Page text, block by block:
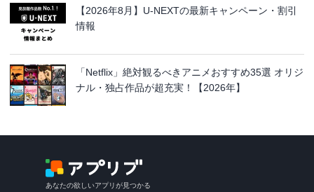
【2026年8月】U-NEXTの最新キャンペーン・割引
情報
「Netflix」絶対観るべきアニメおすすめ35選 オリジ
ナル・独占作品が超充実！【2026年】
あなたの欲しいアプリが見つかる